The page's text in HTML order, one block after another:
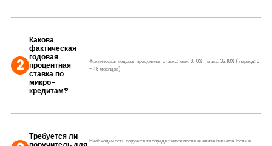
2
Какова
фактическая
годовая
процентная
ставка по
микро-
кредитам?
Фактическая годовая процентная ставка: мин. 8.10% - макс. 32.18% ( период: 3
- 48 месяцев)
Требуется ли
Необходимость поручителя определяется после анализа бизнеса. Если в